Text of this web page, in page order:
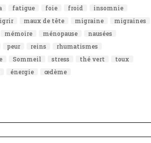
fatigue foie froid
insomnie
maux de tête migraine
migraines
mémoire ménopause
nausées
peur reins
rhumatismes
Sommeil stress thé vert
toux
énergie œdème